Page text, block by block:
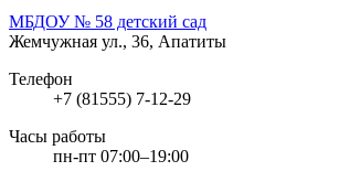
МБДОУ № 58 детский сад
Жемчужная ул., 36, Апатиты
Телефон
+7 (81555) 7-12-29
Часы работы
пн-пт 07:00–19:00